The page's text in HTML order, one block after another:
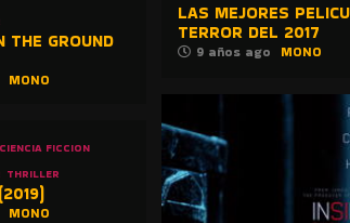
LAS MEJORES
TERROR DEL 2017
9 años ago MONO
THE GROUND
MONO
CIENCIA FICCION
THRILLER
MONO